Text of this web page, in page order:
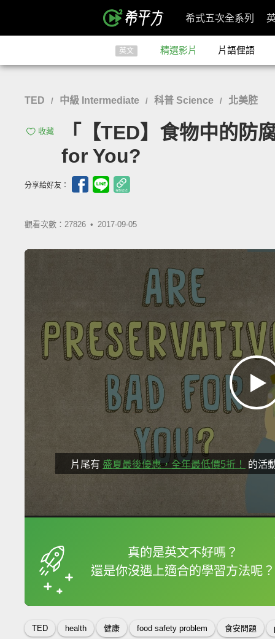
希式五次全系列
英文 精選影片 片語俚語
TED / 中級 Intermediate / 科普 Science / 北美腔
收藏
「【TED】食物中的
for You?
分享給好友：
觀看次數：27826 • 2017-09-05
片尾有 盛夏最後優惠，全年最低價5折！ 的活
真的是英文不好嗎？
還是你沒遇上適合的學習方法呢？
框選或點兩下字幕可
TED health 健康 food safety problem 食安問題